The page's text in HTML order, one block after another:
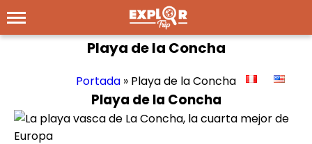
Playa de la Concha
Portada » Playa de la Concha
Playa de la Concha